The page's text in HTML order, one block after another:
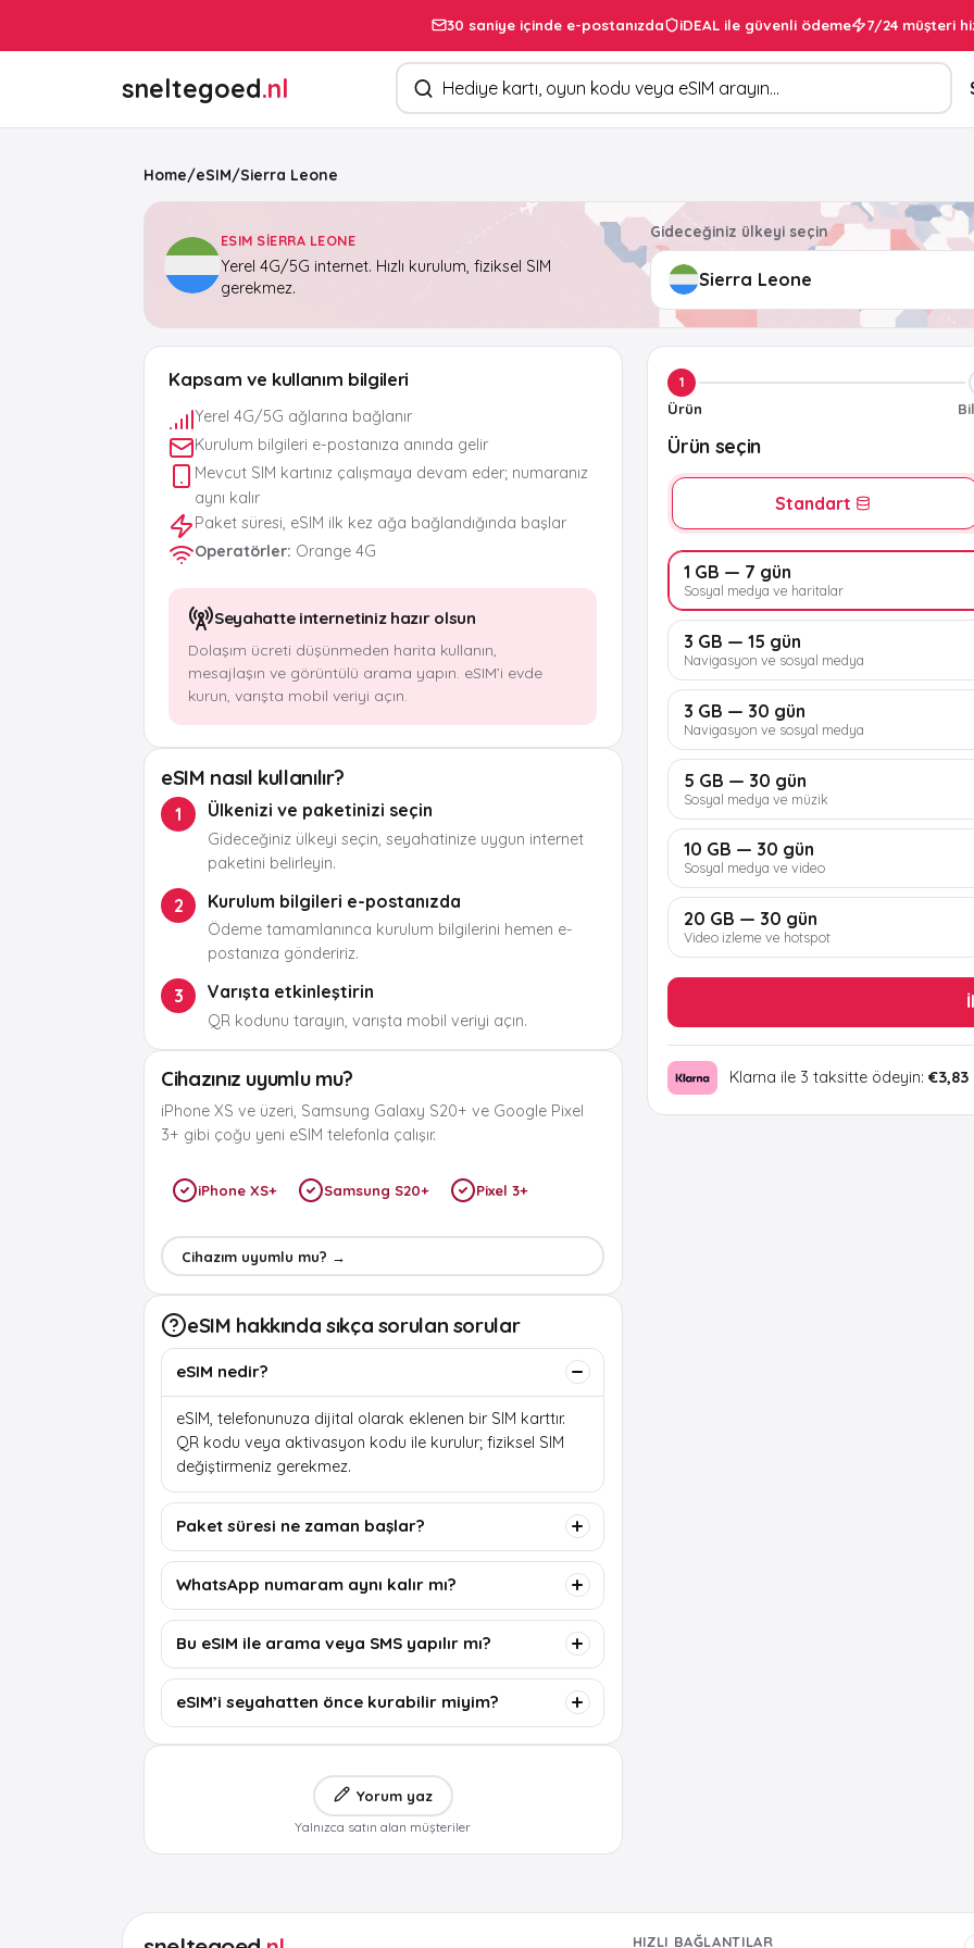
30 saniye içinde e-postanızda iDEAL ile güvenli ödeme 7/24 müşteri
sneltegoed.nl Ürün arayın
Home/eSIM/Sierra Leone
ESIM SIERRA LEONE
Yerel 4G/5G internet. Hızlı kurulum, fiziksel SIM
gerekmez.
Gideceğiniz ülkeyi seçin
Kapsam ve kullanım bilgileri
Yerel 4G/5G ağlarına bağlanır
Kurulum bilgileri e-postanıza anında gelir
Mevcut SIM kartınız çalışmaya devam eder; numaranız
aynı kalır
Paket süresi, eSIM ilk kez ağa bağlandığında başlar
Operatörler: Orange 4G
Seyahatte internetiniz hazır olsun
Dolaşım ücreti düşünmeden harita kullanın,
mesajlaşın ve görüntülü arama yapın. eSIM’i evde
kurun, varışta mobil veriyi açın.
eSIM nasıl kullanılır?
1 Ülkenizi ve paketinizi seçin
Gideceğiniz ülkeyi seçin, seyahatinize uygun internet
paketini belirleyin.
2 Kurulum bilgileri e-postanızda
Ödeme tamamlanınca kurulum bilgilerini hemen e-
postanıza göndeririz.
3 Varışta etkinleştirin
QR kodunu tarayın, varışta mobil veriyi açın.
Cihazınız uyumlu mu?
iPhone XS ve üzeri, Samsung Galaxy S20+ ve Google Pixel
3+ gibi çoğu yeni eSIM telefonla çalışır.
iPhone XS+ Samsung S20+ Pixel 3+
Cihazım uyumlu mu? →
eSIM hakkında sıkça sorulan sorular
eSIM nedir?
eSIM, telefonunuza dijital olarak eklenen bir SIM karttır.
QR kodu veya aktivasyon kodu ile kurulur; fiziksel SIM
değiştirmeniz gerekmez.
Paket süresi ne zaman başlar?
WhatsApp numaram aynı kalır mı?
Bu eSIM ile arama veya SMS yapılır mı?
eSIM’i seyahatten önce kurabilir miyim?
Yorum yaz
Yalnızca satın alan müşteriler
1
Ürün
Ürün seçin
Standart
1 GB — 7 gün
Sosyal medya ve haritalar
3 GB — 15 gün
Navigasyon ve sosyal medya
3 GB — 30 gün
Navigasyon ve sosyal medya
5 GB — 30 gün
Sosyal medya ve müzik
10 GB — 30 gün
Sosyal medya ve video
20 GB — 30 gün
Video izleme ve hotspot
Klarna ile 3 taksitte ödeyin: €3,83
HIZLI BAĞLANTILAR